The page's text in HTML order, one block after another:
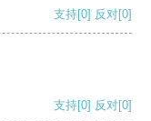
支持[0] 反对[0]
支持[0] 反对[0]